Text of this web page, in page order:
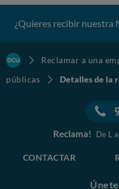
¿Quieres recibir nuestra
Reclamar a una
públicas
Detalles de la
Reclama! De L
CONTACTAR